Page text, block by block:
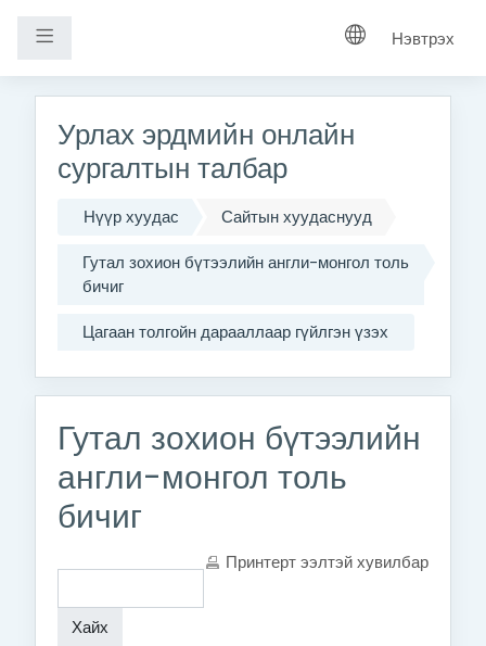
Хажуугийн самбар Нэвтрэх
Урлах эрдмийн онлайн
сургалтын талбар
Нүүр хуудас
Сайтын хуудаснууд
Гутал зохион бүтээлийн англи-монгол толь
бичиг
Цагаан толгойн дарааллаар гүйлгэн үзэх
Гутал зохион бүтээлийн
англи-монгол толь
бичиг
Принтерт ээлтэй хувилбар